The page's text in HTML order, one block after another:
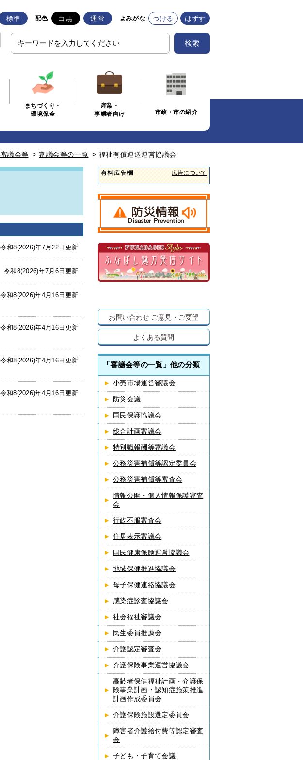
標準 配色 白黒 通常 よみがな つける はずす
検索
まちづくり・
環境保全
産業・
事業者向け
市政・市の紹介
審議会等 > 審議会等の一覧 > 福祉有償運送運営協議会
令和8(2026)年7月22日更新
令和8(2026)年7月6日更新
令和8(2026)年4月16日更新
令和8(2026)年4月16日更新
令和8(2026)年4月16日更新
令和8(2026)年4月16日更新
有料広告欄 広告について
お問い合わせ ご意見・ご要望
よくある質問
「審議会等の一覧」他の分類
小売市場運営審議会
防災会議
国民保護協議会
総合計画審議会
特別職報酬等審議会
公務災害補償等認定委員会
公務災害補償等審査会
情報公開・個人情報保護審査
会
行政不服審査会
住居表示審議会
国民健康保険運営協議会
地域保健推進協議会
母子保健連絡協議会
感染症診査協議会
社会福祉審議会
民生委員推薦会
介護認定審査会
介護保険事業運営協議会
高齢者保健福祉計画・介護保
険事業計画・認知症施策推進
計画作成委員会
介護保険施設選定委員会
障害者介護給付費等認定審査
会
子ども・子育て会議